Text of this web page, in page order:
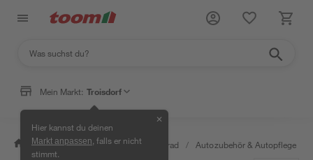
Mein Markt: Troisdorf
Hier kannst du deinen
Markt anpassen , falls er nicht
stimmt.
✕
/ Garten & Freizeit / Auto & Fahrrad / Autozubehör & Autopflege